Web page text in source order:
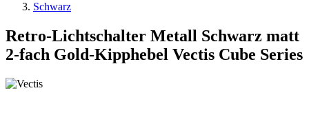
Schwarz
Retro-Lichtschalter Metall Schwarz matt
2-fach Gold-Kipphebel Vectis Cube Series